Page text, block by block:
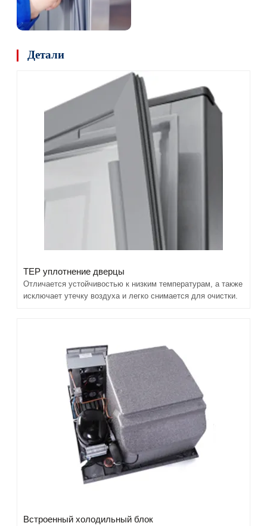
Детали
TEP уплотнение дверцы
Отличается устойчивостью к низким температурам, а также
исключает утечку воздуха и легко снимается для очистки.
Встроенный холодильный блок